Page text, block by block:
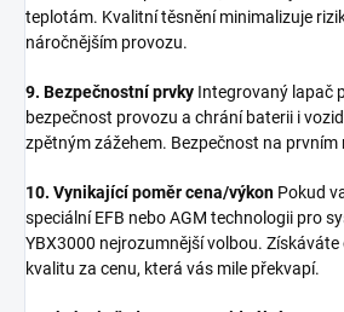
teplotám. Kvalitní těsnění minimalizuje
náročnějším provozu.
9. Bezpečnostní prvky Integrovaný lapač
bezpečnost provozu a chrání baterii i
zpětným zážehem. Bezpečnost na prvním
10. Vynikající poměr cena/výkon Pokud
speciální EFB nebo AGM technologii pro
YBX3000 nejrozumnější volbou.
kvalitu za cenu, která vás mile překvapí.